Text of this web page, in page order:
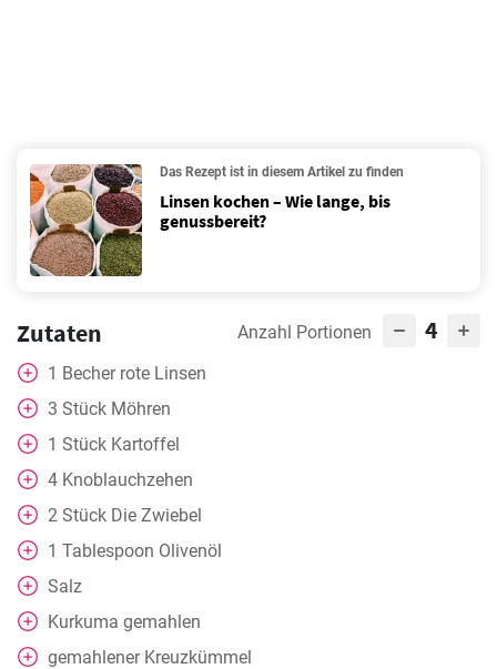
Das Rezept ist in diesem Artikel zu finden
Linsen kochen – Wie lange, bis
genussbereit?
Zutaten Anzahl Portionen 4
1 Becher rote Linsen
3 Stück Möhren
1 Stück Kartoffel
4 Knoblauchzehen
2 Stück Die Zwiebel
1 Tablespoon Olivenöl
Salz
Kurkuma gemahlen
gemahlener Kreuzkümmel